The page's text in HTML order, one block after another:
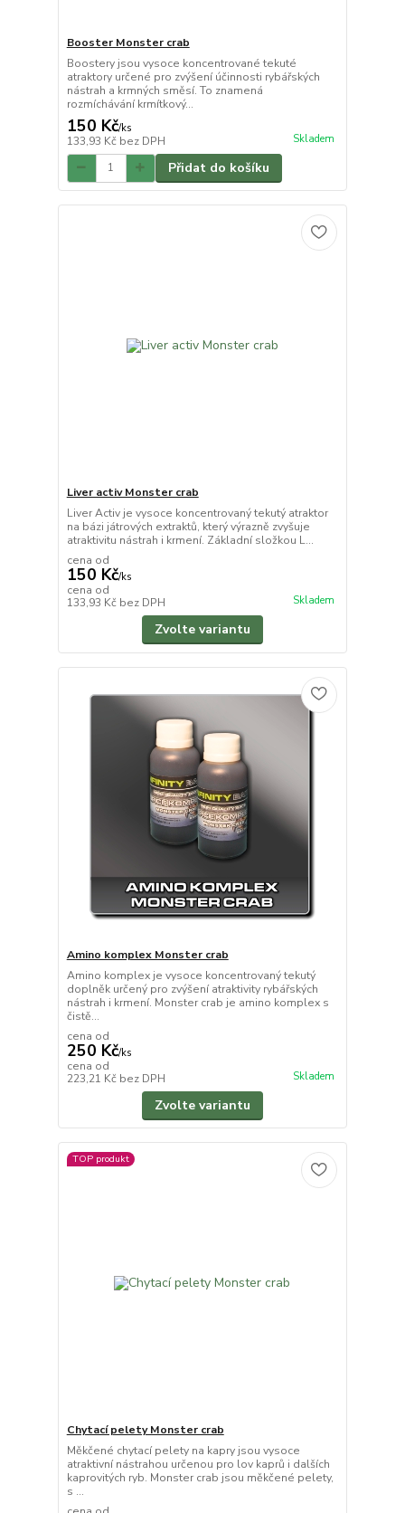
Booster Monster crab
Boostery jsou vysoce koncentrované tekuté
atraktory určené pro zvýšení účinnosti rybářských
nástrah a krmných směsí. To znamená
rozmíchávání krmítkový...
150 Kč/ks
133,93 Kč bez DPH Skladem
Přidat do košíku
Liver activ Monster crab
Liver Activ je vysoce koncentrovaný tekutý atraktor
na bázi játrových extraktů, který výrazně zvyšuje
atraktivitu nástrah i krmení. Základní složkou L...
cena od
150 Kč/ks
cena od
133,93 Kč bez DPH Skladem
Zvolte variantu
Amino komplex Monster crab
Amino komplex je vysoce koncentrovaný tekutý
doplněk určený pro zvýšení atraktivity rybářských
nástrah i krmení. Monster crab je amino komplex s
čistě...
cena od
250 Kč/ks
cena od
223,21 Kč bez DPH Skladem
Zvolte variantu
TOP produkt
Chytací pelety Monster crab
Měkčené chytací pelety na kapry jsou vysoce
atraktivní nástrahou určenou pro lov kaprů i dalších
kaprovitých ryb. Monster crab jsou měkčené pelety,
s ...